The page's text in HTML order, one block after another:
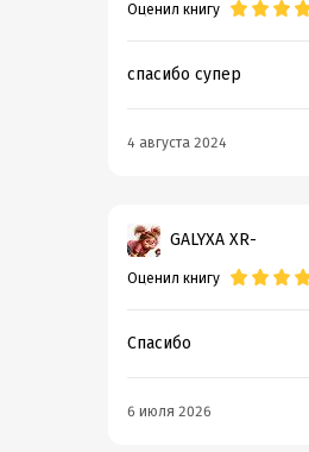
Оценил книгу
спасибо супер
4 августа 2024
GALYXA XR-
Оценил книгу
Спасибо
6 июля 2026